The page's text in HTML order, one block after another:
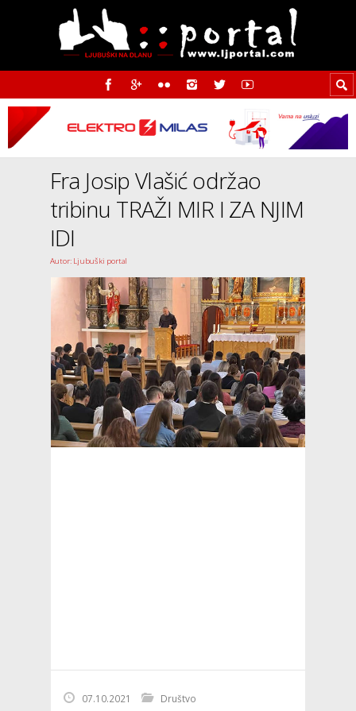
Fra Josip Vlašić održao
tribinu TRAŽI MIR I ZA NJIM
IDI
Autor: Ljubuški portal
07.10.2021 Društvo